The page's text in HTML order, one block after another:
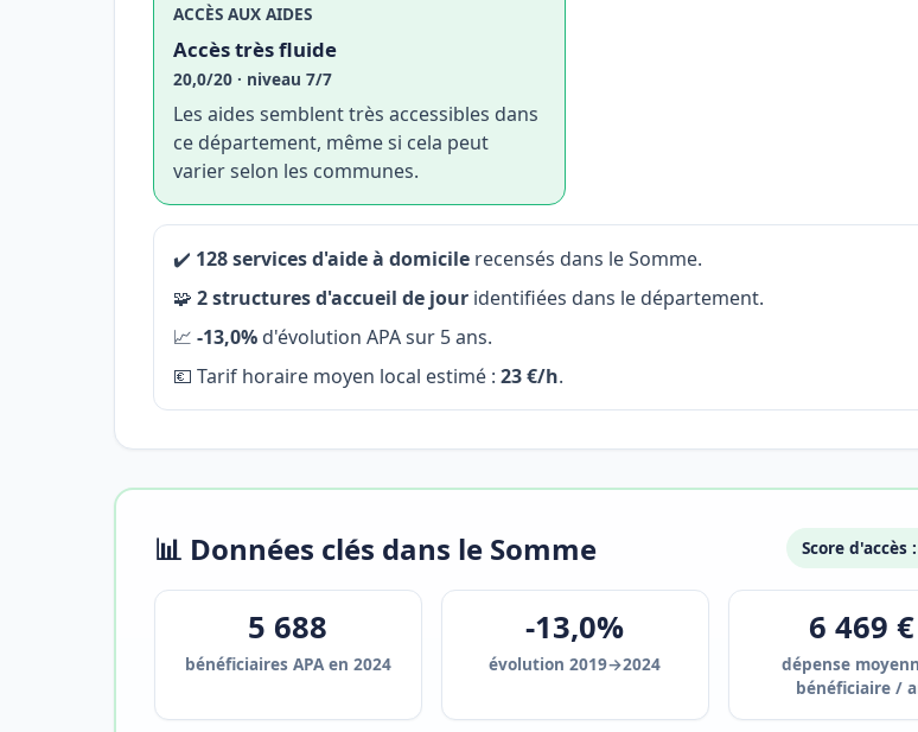
ACCÈS AUX AIDES
Accès très fluide
20,0/20 · niveau 7/7
Les aides semblent très accessibles dans
ce département, même si cela peut
varier selon les communes.
✔️ 128 services d'aide à domicile recensés dans le Somme.
🧩 2 structures d'accueil de jour identifiées dans le département.
📈 -13,0% d'évolution APA sur 5 ans.
💶 Tarif horaire moyen local estimé : 23 €/h.
📊 Données clés dans le Somme Score d'accès
5 688
bénéficiaires APA en 2024
-13,0%
évolution 2019→2024
6 469 €
dépense
bénéficiaire /